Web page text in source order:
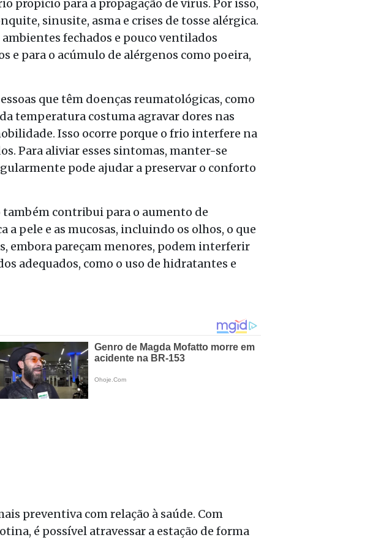
propício para a propagação de vírus. Por isso,
sinusite, asma e crises de tosse alérgica.
fechados e pouco ventilados
e para o acúmulo de alérgenos como poeira,
que têm doenças reumatológicas, como
temperatura costuma agravar dores nas
Isso ocorre porque o frio interfere na
Para aliviar esses sintomas, manter-se
pode ajudar a preservar o conforto
contribui para o aumento de
pele e as mucosas, incluindo os olhos, o que
embora pareçam menores, podem interferir
adequados, como o uso de hidratantes e
preventiva com relação à saúde. Com
é possível atravessar a estação de forma